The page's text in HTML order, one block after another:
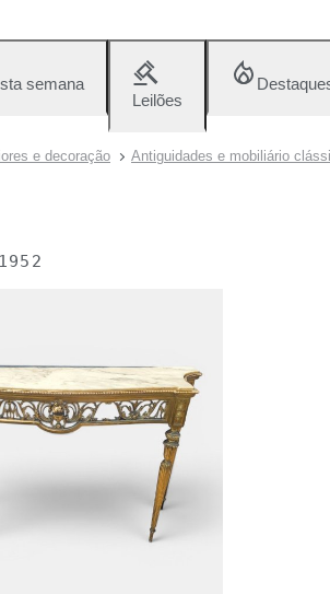
semana
Leilões
e decoração Antiguidades e mobiliário